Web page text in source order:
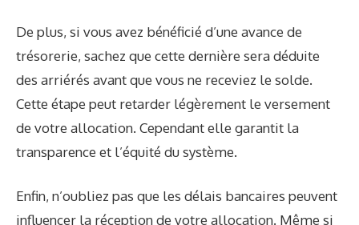
De plus, si vous avez bénéficié d’une avance de
trésorerie, sachez que cette dernière sera déduite
des arriérés avant que vous ne receviez le solde.
Cette étape peut retarder légèrement le versement
de votre allocation. Cependant elle garantit la
transparence et l’équité du système.
Enfin, n’oubliez pas que les délais bancaires peuvent
influencer la réception de votre allocation. Même si